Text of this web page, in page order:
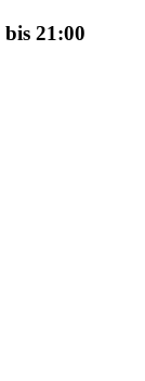
bis 21:00